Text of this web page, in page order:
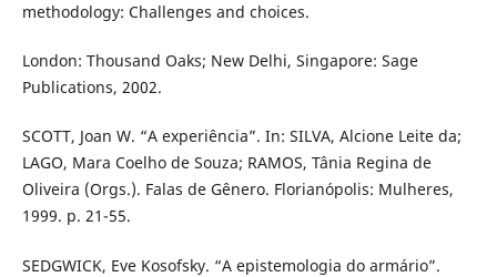
methodology: Challenges and choices.
London: Thousand Oaks; New Delhi, Singapore: Sage
Publications, 2002.
SCOTT, Joan W. “A experiência”. In: SILVA, Alcione Leite da;
LAGO, Mara Coelho de Souza; RAMOS, Tânia Regina de
Oliveira (Orgs.). Falas de Gênero. Florianópolis: Mulheres,
1999. p. 21-55.
SEDGWICK, Eve Kosofsky. “A epistemologia do armário”.